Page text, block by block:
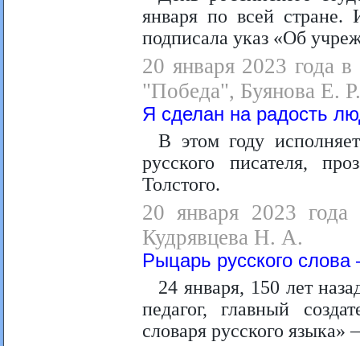
января по всей стране.
подписала указ «Об
20 января 2023 года
"Победа", Буянова Е. Р.
Я сделан на радость
В этом году
русского писателя,
Толстого.
20 января 2023 года
Кудрявцева Н. А.
Рыцарь русского
24 января, 150 лет
педагог, главный
словаря русского